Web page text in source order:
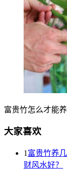
富贵竹怎么才能
大家喜欢
1 富贵竹养
财风水好？